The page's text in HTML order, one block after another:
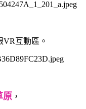
互動區。
原 ，